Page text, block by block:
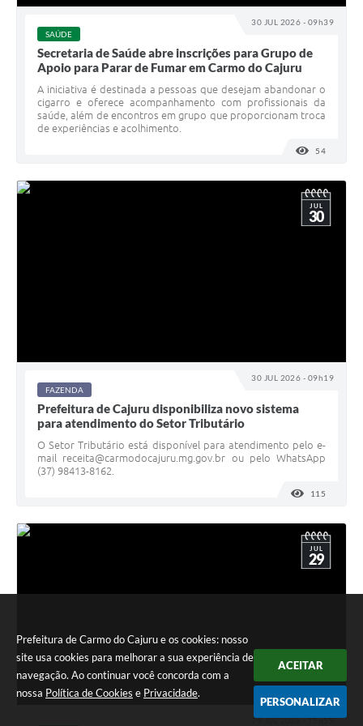
Prefeitura de Carmo do Cajuru e os cookies: nosso
site usa cookies para melhorar a sua experiência de
navegação. Ao continuar você concorda com a
nossa Política de Cookies e Privacidade.
ACEITAR
PERSONALIZAR
30 JUL 2026 - 09h39
SAÚDE
Secretaria de Saúde abre inscrições para Grupo de
Apoio para Parar de Fumar em Carmo do Cajuru
A iniciativa é destinada a pessoas que desejam abandonar o
cigarro e oferece acompanhamento com profissionais da
saúde, além de encontros em grupo que proporcionam troca
de experiências e acolhimento.
54
30 JUL 2026 - 09h19
JUL
30
FAZENDA
Prefeitura de Cajuru disponibiliza novo sistema
para atendimento do Setor Tributário
O Setor Tributário está disponível para atendimento pelo e-
mail receita@carmodocajuru.mg.gov.br ou pelo WhatsApp
(37) 98413-8162.
115
29 JUL 2026 - 15h55
JUL
29